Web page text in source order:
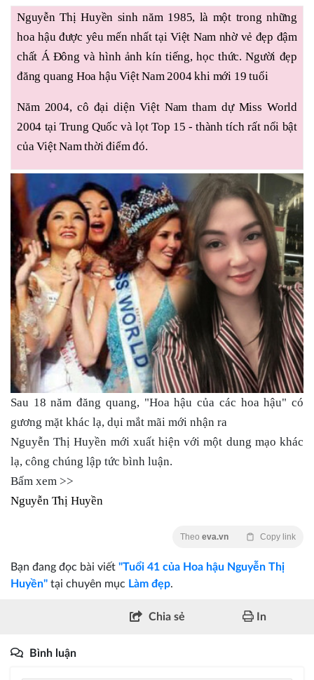
Nguyễn Thị Huyền sinh năm 1985, là một trong những
hoa hậu được yêu mến nhất tại Việt Nam nhờ vẻ đẹp đậm
chất Á Đông và hình ảnh kín tiếng, học thức. Người đẹp
đăng quang Hoa hậu Việt Nam 2004 khi mới 19 tuổi
Năm 2004, cô đại diện Việt Nam tham dự Miss World
2004 tại Trung Quốc và lọt Top 15 - thành tích rất nổi bật
của Việt Nam thời điểm đó.
Sau 18 năm đăng quang, "Hoa hậu của các hoa hậu" có
gương mặt khác lạ, dụi mắt mãi mới nhận ra
Nguyễn Thị Huyền mới xuất hiện với một dung mạo khác
lạ, công chúng lập tức bình luận.
Bấm xem >>
Nguyễn Thị Huyền
Theo eva.vn Copy link
Bạn đang đọc bài viết "Tuổi 41 của Hoa hậu Nguyễn Thị
Huyền" tại chuyên mục Làm đẹp.
Chia sẻ In
Bình luận